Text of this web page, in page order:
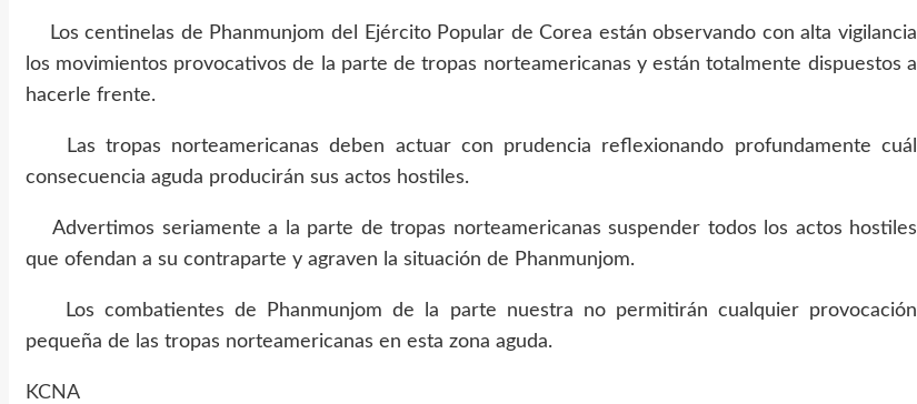
Los centinelas de Phanmunjom del Ejército Popular de Corea están observando con alta vigilancia
los movimientos provocativos de la parte de tropas norteamericanas y están totalmente dispuestos a
hacerle frente.
Las tropas norteamericanas deben actuar con prudencia reflexionando profundamente cuál
consecuencia aguda producirán sus actos hostiles.
Advertimos seriamente a la parte de tropas norteamericanas suspender todos los actos hostiles
que ofendan a su contraparte y agraven la situación de Phanmunjom.
Los combatientes de Phanmunjom de la parte nuestra no permitirán cualquier provocación
pequeña de las tropas norteamericanas en esta zona aguda.
KCNA